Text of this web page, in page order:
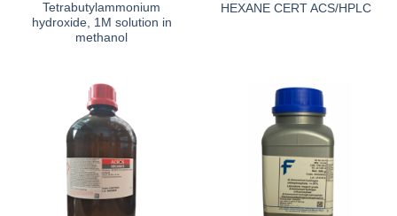
Tetrabutylammonium
hydroxide, 1M solution in
methanol
HEXANE CERT ACS/HPLC